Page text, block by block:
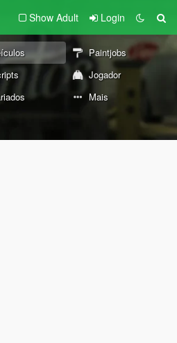
Show Adult Login
Paintjobs
Jogador
Mais